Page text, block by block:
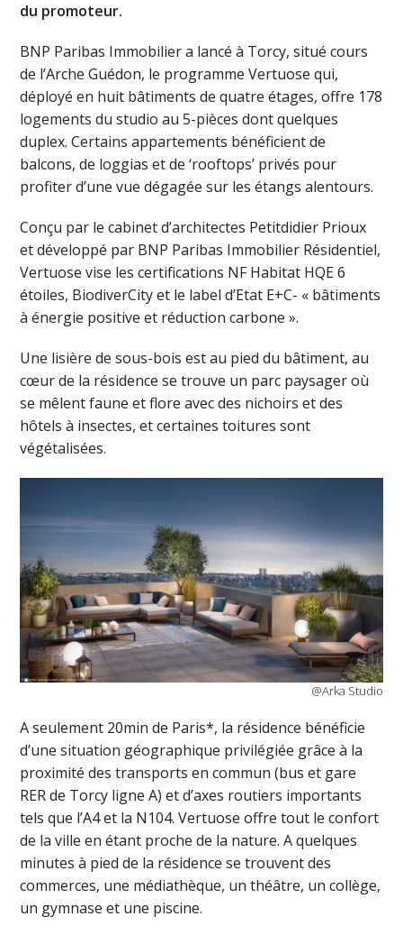
du promoteur.
BNP Paribas Immobilier a lancé à Torcy, situé cours
de l’Arche Guédon, le programme Vertuose qui,
déployé en huit bâtiments de quatre étages, offre 178
logements du studio au 5-pièces dont quelques
duplex. Certains appartements bénéficient de
balcons, de loggias et de ‘rooftops’ privés pour
profiter d’une vue dégagée sur les étangs alentours.
Conçu par le cabinet d’architectes Petitdidier Prioux
et développé par BNP Paribas Immobilier Résidentiel,
Vertuose vise les certifications NF Habitat HQE 6
étoiles, BiodiverCity et le label d’Etat E+C- « bâtiments
à énergie positive et réduction carbone ».
Une lisière de sous-bois est au pied du bâtiment, au
cœur de la résidence se trouve un parc paysager où
se mêlent faune et flore avec des nichoirs et des
hôtels à insectes, et certaines toitures sont
végétalisées.
@Arka Studio
A seulement 20min de Paris*, la résidence bénéficie
d’une situation géographique privilégiée grâce à la
proximité des transports en commun (bus et gare
RER de Torcy ligne A) et d’axes routiers importants
tels que l’A4 et la N104. Vertuose offre tout le confort
de la ville en étant proche de la nature. A quelques
minutes à pied de la résidence se trouvent des
commerces, une médiathèque, un théâtre, un collège,
un gymnase et une piscine.